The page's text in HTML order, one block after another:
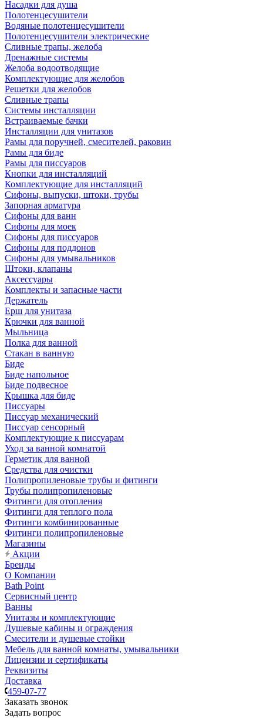
Насадки для душа
Полотенцесушители
Водяные полотенцесушители
Полотенцесушители электрические
Сливные трапы, желоба
Дренажные системы
Желоба водоотводящие
Комплектующие для желобов
Решетки для желобов
Сливные трапы
Системы инсталляции
Встраиваемые бачки
Инсталляции для унитазов
Рамы для поручней, смесителей, раковин
Рамы для биде
Рамы для писсуаров
Кнопки для инсталляций
Комплектующие для инсталляций
Сифоны, выпуски, штоки, трубы
Запорная арматура
Сифоны для ванн
Сифоны для моек
Сифоны для писсуаров
Сифоны для поддонов
Сифоны для умывальников
Штоки, клапаны
Аксессуары
Комплекты и запасные части
Держатель
Ерш для унитаза
Крючки для ванной
Мыльница
Полка для ванной
Стакан в ванную
Биде
Биде напольное
Биде подвесное
Крышка для биде
Писсуары
Писсуар механический
Писсуар сенсорный
Комплектующие к писсуарам
Уход за ванной комнатой
Герметик для ванной
Средства для очистки
Полипропиленовые трубы и фитинги
Трубы полипропиленовые
Фитинги для отопления
Фитинги для теплого пола
Фитинги комбинированные
Фитинги полипропиленовые
Магазины
Акции
Бренды
О Компании
Bath Point
Сервисный центр
Ванны
Унитазы и комплектующие
Душевые кабины и ограждения
Смесители и душевые стойки
Мебель для ванной комнаты, умывальники
Лицензии и сертификаты
Реквизиты
Доставка
459-07-77
Заказать звонок
Задать вопрос